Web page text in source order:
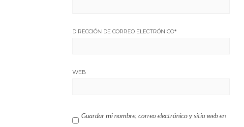
DIRECCIÓN DE CORREO ELECTRÓNICO*
WEB
Guardar mi nombre, correo electrónico y sitio web en